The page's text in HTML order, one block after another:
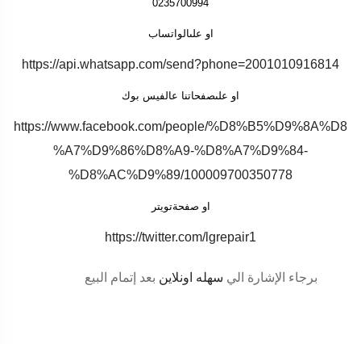
0235700994
او علىالواتساب
https://api.whatsapp.com/send?phone=2001010916814
او علىصفحاتنا عالفيس بوك
https://www.facebook.com/people/%D8%B5%D9%8A%D8
%A7%D9%86%D8%A9-%D8%A7%D9%84-
%D8%AC%D9%89/100009700350778
او صفحةتويتر
https://twitter.com/lgrepair1
برجاء الإشارة الي سهله اونلاين بعد إتمام البيع